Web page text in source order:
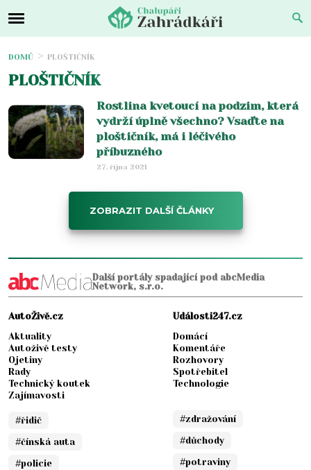
DOMŮ PLOŠTIČNÍK
PLOŠTIČNÍK
Rostlina kvetoucí na podzim, která
vydrží úplně všechno? Vsaďte na
ploštičník, má i léčivého
příbuzného
27. října 2021
ZOBRAZIT DALŠÍ ČLÁNKY
Další portály spadající pod abcMedia
Network, s.r.o.
AutoŽivě.cz
Aktuality
Autoživě testy
Ojetiny
Rady
Technický koutek
Zajímavosti
#řidič
#čínská auta
#policie
Události247.cz
Domácí
Komentáře
Rozhovory
Spotřebitel
Technologie
#zdražování
#důchody
#potraviny